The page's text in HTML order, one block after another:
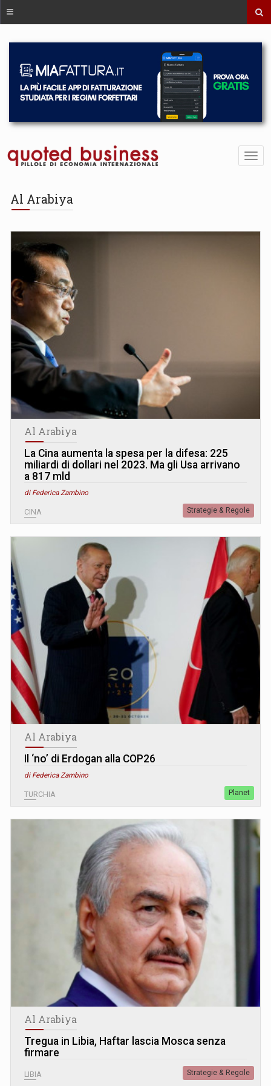
Al Arabiya
Al Arabiya
La Cina aumenta la spesa per la difesa: 225
miliardi di dollari nel 2023. Ma gli Usa arrivano
a 817 mld
di Federica Zambino
CINA Strategie & Regole
Al Arabiya
Il ‘no’ di Erdogan alla COP26
di Federica Zambino
TURCHIA Planet
Al Arabiya
Tregua in Libia, Haftar lascia Mosca senza
firmare
LIBIA Strategie & Regole